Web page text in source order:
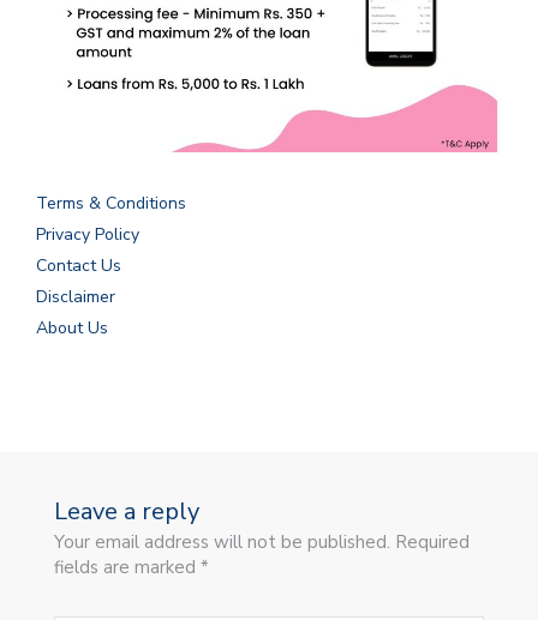
Terms & Conditions
Privacy Policy
Contact Us
Disclaimer
About Us
Leave a reply
Your email address will not be published. Required
fields are marked *